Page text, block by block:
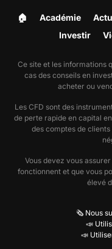
🏠︎ Académie
Investir
Ce site et les informations
cas des conseils en
acheter ou
Les CFD sont des
de perte rapide en capital
des comptes de
Vous devez vous
fonctionnent et que vous
élevé
🗞️ Nous
📣
📣